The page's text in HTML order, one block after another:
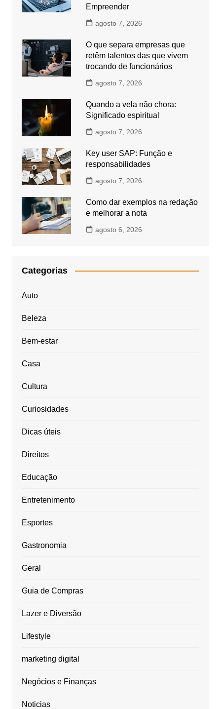
Empreender
agosto 7, 2026
O que separa empresas que
retêm talentos das que vivem
trocando de funcionários
agosto 7, 2026
Quando a vela não chora:
Significado espiritual
agosto 7, 2026
Key user SAP: Função e
responsabilidades
agosto 7, 2026
Como dar exemplos na redação
e melhorar a nota
agosto 6, 2026
Categorias
Auto
Beleza
Bem-estar
Casa
Cultura
Curiosidades
Dicas úteis
Direitos
Educação
Entretenimento
Esportes
Gastronomia
Geral
Guia de Compras
Lazer e Diversão
Lifestyle
marketing digital
Negócios e Finanças
Noticias